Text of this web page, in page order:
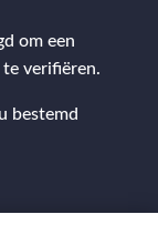
om een
verifiëren.
bestemd